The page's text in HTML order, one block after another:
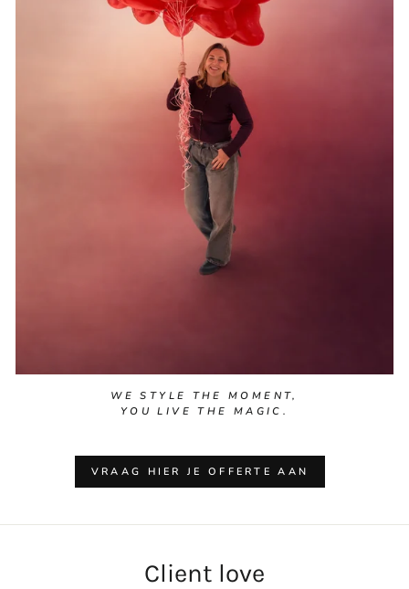
WE STYLE THE MOMENT,
YOU LIVE THE MAGIC.
VRAAG HIER JE OFFERTE AAN
Client love